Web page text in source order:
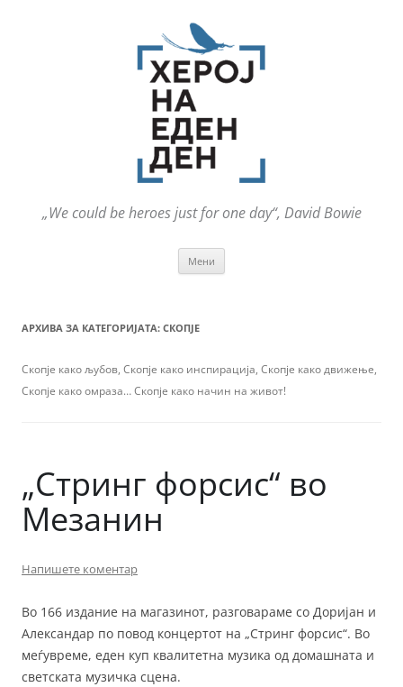
„We could be heroes just for one day“, David Bowie
Мени
АРХИВА ЗА КАТЕГОРИЈАТА: СКОПЈЕ
Скопје како љубов, Скопје како инспирација, Скопје како движење,
Скопје како омраза… Скопје како начин на живот!
„Стринг форсис“ во
Мезанин
Напишете коментар
Во 166 издание на магазинот, разговараме со Доријан и
Александар по повод концертот на „Стринг форсис“. Во
меѓувреме, еден куп квалитетна музика од домашната и
светската музичка сцена.